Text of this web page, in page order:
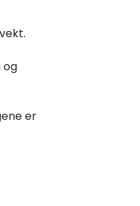
og
er